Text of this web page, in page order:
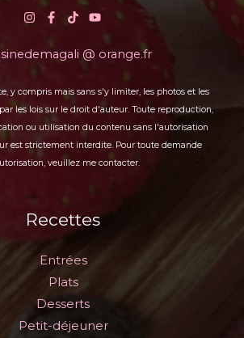
@ orange.fr
y compris mais sans s'y limiter, les photos et les
les lois sur le droit d'auteur. Toute reproduction,
ou utilisation du contenu sans l'autorisation
est strictement interdite. Pour toute demande
veuillez me contacter.
Recettes
Entrées
Plats
Desserts
Petit-déjeuner